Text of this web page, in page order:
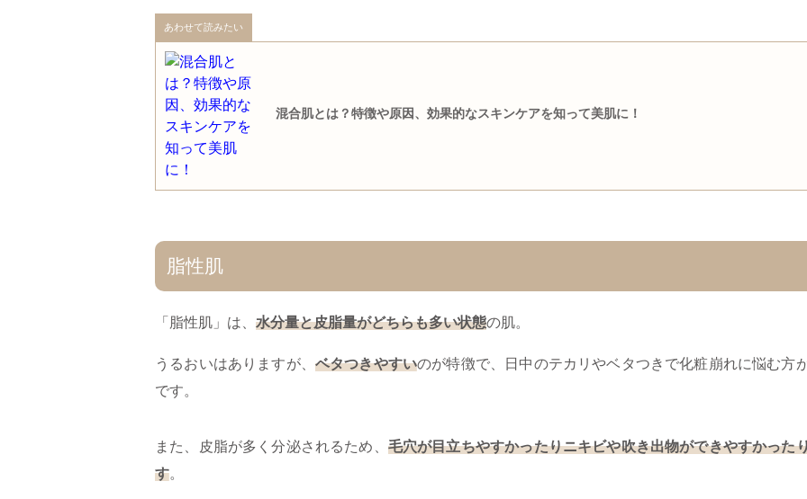
あわせて読みたい
混合肌とは？特徴や原因、効果的なスキンケアを知って美肌に！
脂性肌
「脂性肌」は、 水分量と皮脂量がどちらも多い状態の肌。
うるおいはありますが、 ベタつきやすいのが特徴で、日中のテカリやベタつきで化粧崩れに悩む方
です。
また、皮脂が多く分泌されるため、 毛穴が目立ちやすかったりニキビや吹き出物ができやすかった
す。